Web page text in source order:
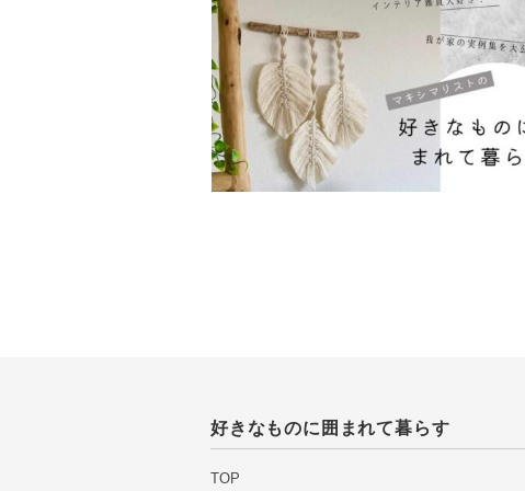
好きなものに囲まれて暮らす
TOP